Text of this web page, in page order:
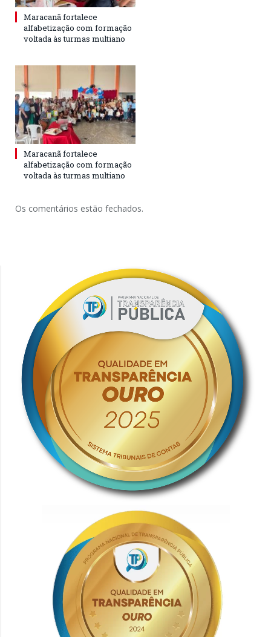
Maracanã fortalece
alfabetização com formação
voltada às turmas multiano
Maracanã fortalece
alfabetização com formação
voltada às turmas multiano
Os comentários estão fechados.